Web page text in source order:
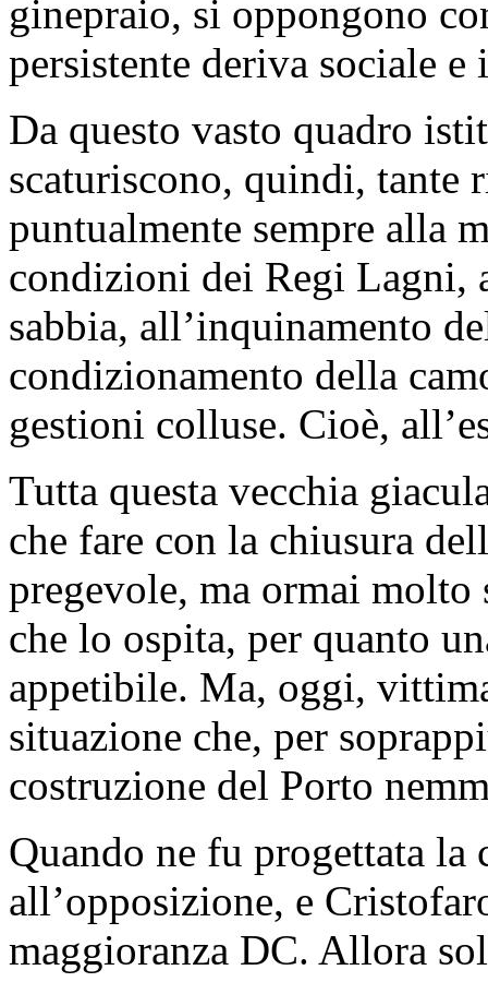
ginepraio, si oppongono
persistente deriva sociale
Da questo vasto quadro
scaturiscono, quindi, tante
puntualmente sempre alla
condizioni dei Regi Lagni,
sabbia, all’inquinamento
condizionamento della
gestioni colluse. Cioè,
Tutta questa vecchia
che fare con la chiusura
pregevole, ma ormai molto
che lo ospita, per quanto
appetibile. Ma, oggi,
situazione che, per
costruzione del Porto
Quando ne fu progettata
all’opposizione, e
maggioranza DC. Allora